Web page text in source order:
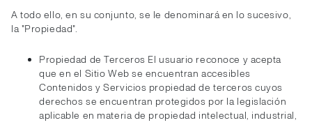
A todo ello, en su conjunto, se le denominará en lo sucesivo,
la "Propiedad".
Propiedad de Terceros El usuario reconoce y acepta
que en el Sitio Web se encuentran accesibles
Contenidos y Servicios propiedad de terceros cuyos
derechos se encuentran protegidos por la legislación
aplicable en materia de propiedad intelectual, industrial,